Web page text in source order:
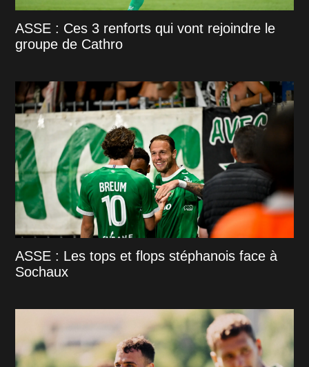
ASSE : Ces 3 renforts qui vont rejoindre le
groupe de Cathro
ASSE : Les tops et flops stéphanois face à
Sochaux